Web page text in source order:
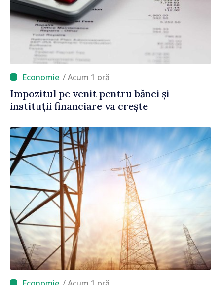
/ Acum 1 oră
Impozitul pe venit pentru bănci și
instituții financiare va crește